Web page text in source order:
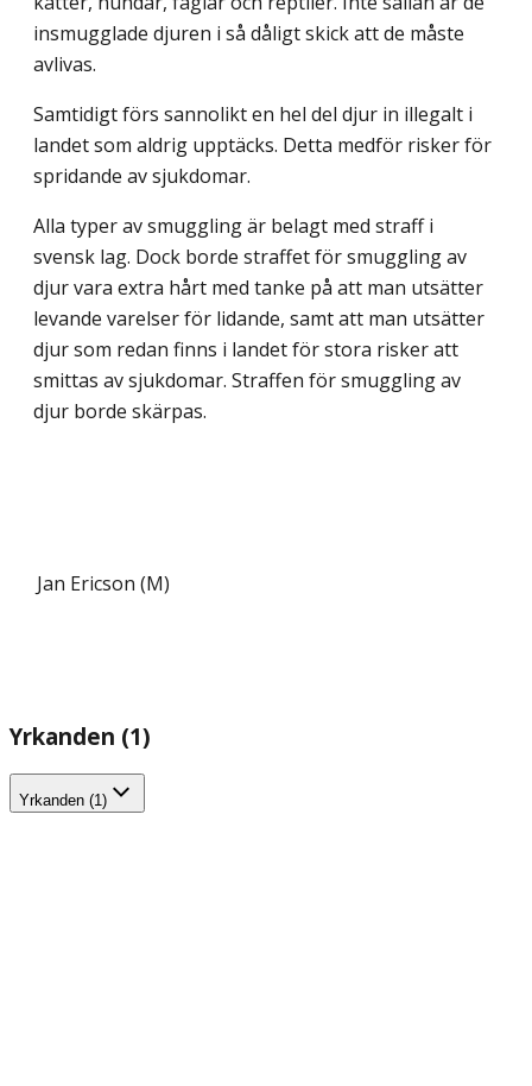
insmugglade djuren i så dåligt skick att de måste
avlivas.
Samtidigt förs sannolikt en hel del djur in illegalt i
landet som aldrig upptäcks. Detta medför risker för
spridande av sjukdomar.
Alla typer av smuggling är belagt med straff i
svensk lag. Dock borde straffet för smuggling av
djur vara extra hårt med tanke på att man utsätter
levande varelser för lidande, samt att man utsätter
djur som redan finns i landet för stora risker att
smittas av sjukdomar. Straffen för smuggling av
djur borde skärpas.
Jan Ericson (M)
Yrkanden (1)
Yrkanden (1)